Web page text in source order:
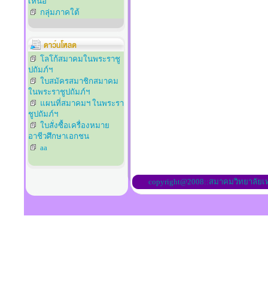
กลุ่มภาคใต้
โลโก้สมาคมในพระราชู
ปถัมภ์ฯ
ใบสมัครสมาชิกสมาคม
ในพระราชูปถัมภ์ฯ
แผนที่สมาคมฯ ในพระรา
ชูปถัมภ์ฯ
ใบสั่งซื้อเครื่องหมาย
อาชีวศึกษาเอกชน
aa
copyright@2008::สมาคมวิทยาลั